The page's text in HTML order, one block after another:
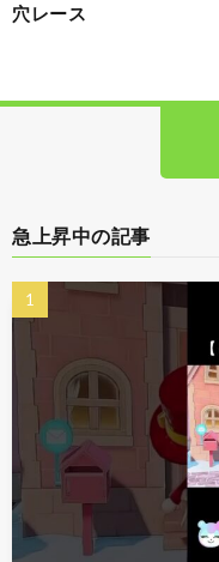
穴レース
急上昇中の記事